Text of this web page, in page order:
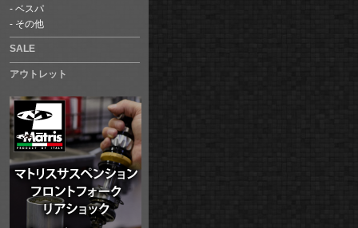
ベスパ
その他
SALE
アウトレット